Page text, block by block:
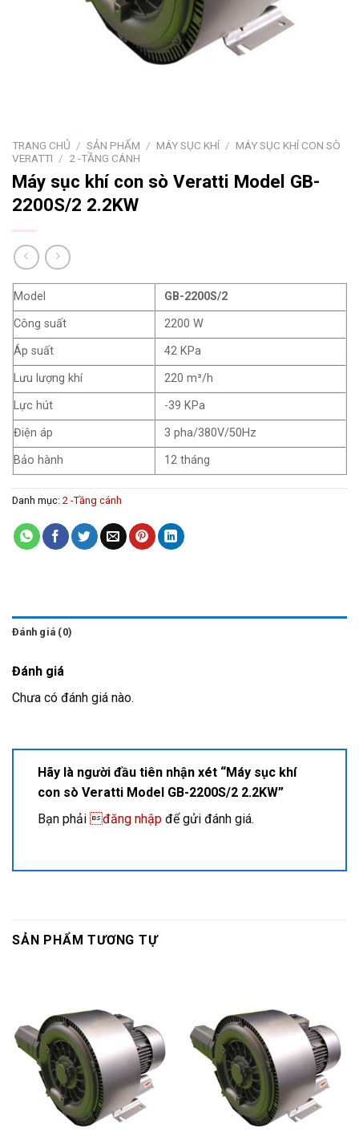
TRANG CHỦ / SẢN PHẨM / MÁY SỤC KHÍ / MÁY SỤC KHÍ CON SÒ
VERATTI / 2 -TẦNG CÁNH
Máy sục khí con sò Veratti Model GB-
2200S/2 2.2KW
Model
GB-2200S/2
Công suất
2200 W
Áp suất
42 KPa
Lưu lượng khí
220 m³/h
Lực hút
-39 KPa
Điện áp
3 pha/380V/50Hz
Bảo hành
12 tháng
Danh mục: 2 -Tầng cánh
Đánh giá (0)
Đánh giá
Chưa có đánh giá nào.
Hãy là người đầu tiên nhận xét “Máy sục khí
con sò Veratti Model GB-2200S/2 2.2KW”
Bạn phải đăng nhập để gửi đánh giá.
SẢN PHẨM TƯƠNG TỰ